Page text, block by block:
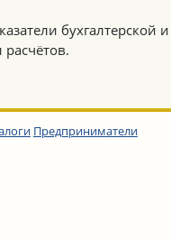
бухгалтерской и
Предприниматели